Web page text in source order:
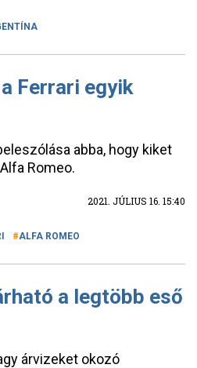
Ferrari egyik
abba, hogy kiket
Romeo.
2021. JÚLIUS 16. 15:40
ALFA ROMEO
a legtöbb eső
árvizeket okozó